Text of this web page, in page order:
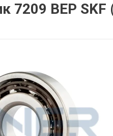
7209 BEP SKF